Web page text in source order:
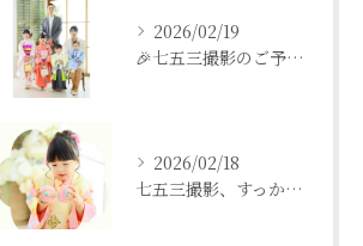
2026/02/19
🎉七五三撮影のご予約をご検討中の方へ🎉
2026/02/18
七五三撮影、すっかり忘れてた💦という方も